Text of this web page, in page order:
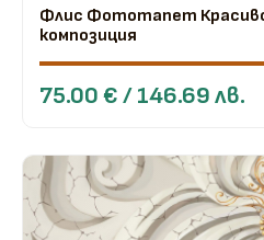
Флис Фототапет
композиция
75.00 € / 146.69 лв.